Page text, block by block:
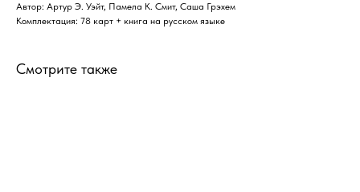
Автор: Артур Э. Уэйт, Памела К. Смит, Саша Грэхем
Комплектация: 78 карт + книга на русском языке
Смотрите также